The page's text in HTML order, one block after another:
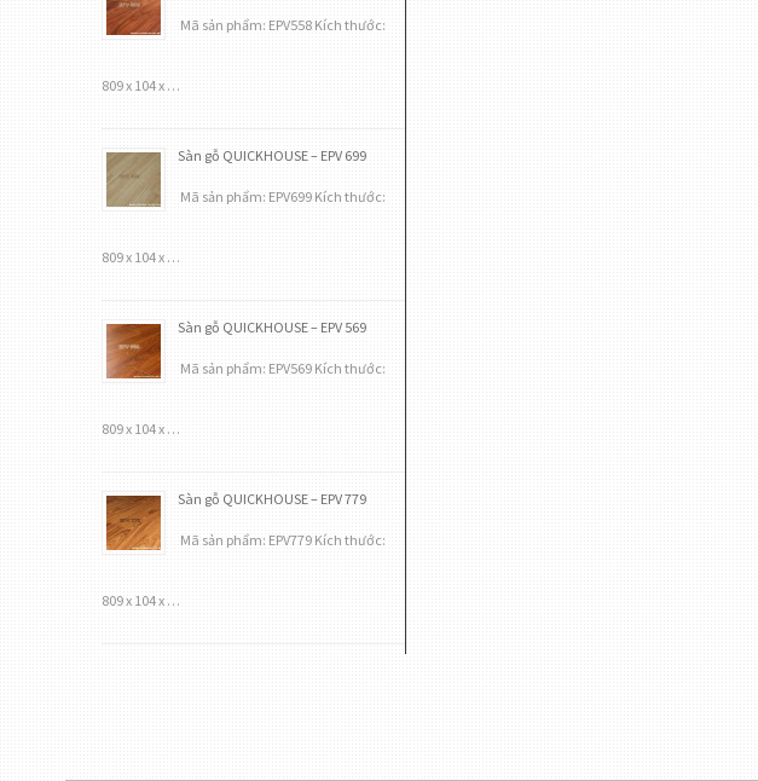
Mã sản phẩm: EPV558 Kích thước:
809 x 104 x …
Sàn gỗ QUICKHOUSE – EPV 699
Mã sản phẩm: EPV699 Kích thước:
809 x 104 x …
Sàn gỗ QUICKHOUSE – EPV 569
Mã sản phẩm: EPV569 Kích thước:
809 x 104 x …
Sàn gỗ QUICKHOUSE – EPV 779
Mã sản phẩm: EPV779 Kích thước:
809 x 104 x …